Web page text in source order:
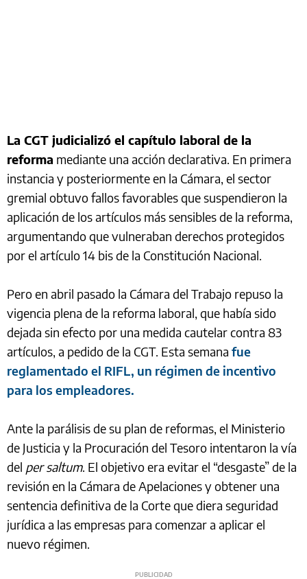
La CGT judicializó el capítulo laboral de la
reforma mediante una acción declarativa. En primera
instancia y posteriormente en la Cámara, el sector
gremial obtuvo fallos favorables que suspendieron la
aplicación de los artículos más sensibles de la reforma,
argumentando que vulneraban derechos protegidos
por el artículo 14 bis de la Constitución Nacional.
Pero en abril pasado la Cámara del Trabajo repuso la
vigencia plena de la reforma laboral, que había sido
dejada sin efecto por una medida cautelar contra 83
artículos, a pedido de la CGT. Esta semana fue
reglamentado el RIFL, un régimen de incentivo
para los empleadores.
Ante la parálisis de su plan de reformas, el Ministerio
de Justicia y la Procuración del Tesoro intentaron la vía
del per saltum. El objetivo era evitar el “desgaste” de la
revisión en la Cámara de Apelaciones y obtener una
sentencia definitiva de la Corte que diera seguridad
jurídica a las empresas para comenzar a aplicar el
nuevo régimen.